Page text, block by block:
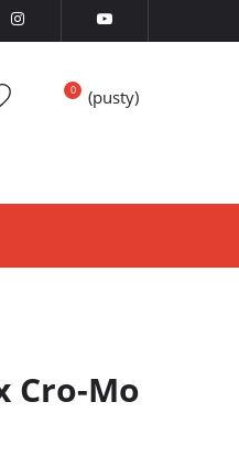
 
(pusty)
Cro-Mo